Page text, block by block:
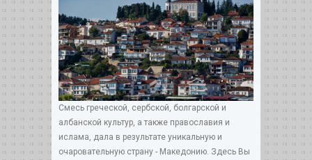
Смесь греческой, сербской, болгарской и
албанской культур, а также православия и
ислама, дала в результате уникальную и
очаровательную страну - Македонию. Здесь Вы